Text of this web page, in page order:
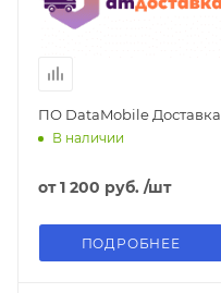
ПО DataMobile Доставка
В наличии
от1 200 руб. /шт
ПОДРОБНЕЕ